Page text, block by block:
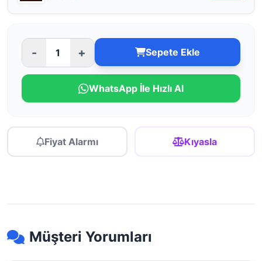
- + Sepete Ekle
WhatsApp İle Hızlı Al
Fiyat Alarmı Kıyasla
Müşteri Yorumları